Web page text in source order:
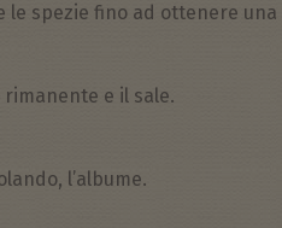
le spezie fino ad ottenere una
e il sale.
l’albume.